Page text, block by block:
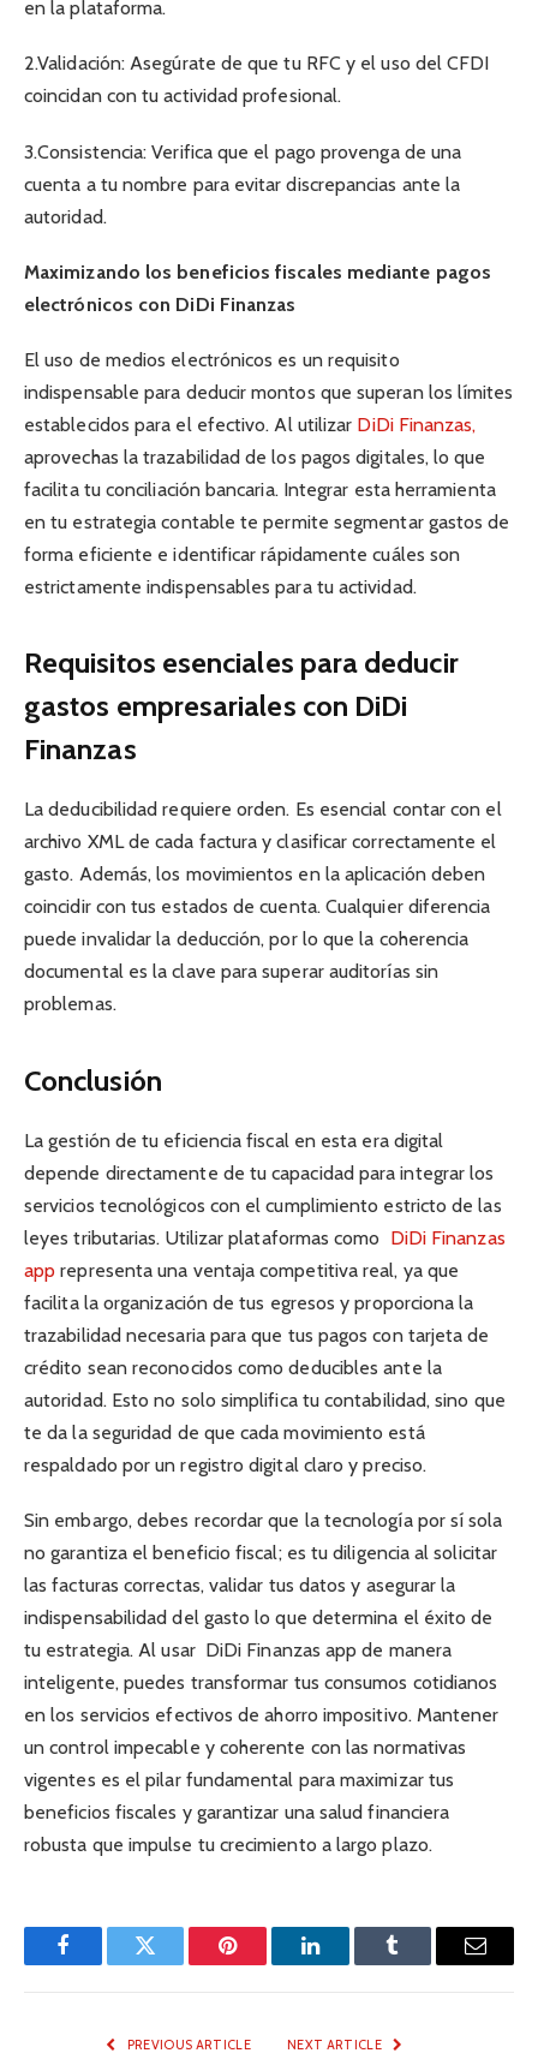
en la plataforma.
2.Validación: Asegúrate de que tu RFC y el uso del CFDI
coincidan con tu actividad profesional.
3.Consistencia: Verifica que el pago provenga de una
cuenta a tu nombre para evitar discrepancias ante la
autoridad.
Maximizando los beneficios fiscales mediante pagos
electrónicos con DiDi Finanzas
El uso de medios electrónicos es un requisito
indispensable para deducir montos que superan los límites
establecidos para el efectivo. Al utilizar DiDi Finanzas,
aprovechas la trazabilidad de los pagos digitales, lo que
facilita tu conciliación bancaria. Integrar esta herramienta
en tu estrategia contable te permite segmentar gastos de
forma eficiente e identificar rápidamente cuáles son
estrictamente indispensables para tu actividad.
Requisitos esenciales para deducir
gastos empresariales con DiDi
Finanzas
La deducibilidad requiere orden. Es esencial contar con el
archivo XML de cada factura y clasificar correctamente el
gasto. Además, los movimientos en la aplicación deben
coincidir con tus estados de cuenta. Cualquier diferencia
puede invalidar la deducción, por lo que la coherencia
documental es la clave para superar auditorías sin
problemas.
Conclusión
La gestión de tu eficiencia fiscal en esta era digital
depende directamente de tu capacidad para integrar los
servicios tecnológicos con el cumplimiento estricto de las
leyes tributarias. Utilizar plataformas como DiDi Finanzas
app representa una ventaja competitiva real, ya que
facilita la organización de tus egresos y proporciona la
trazabilidad necesaria para que tus pagos con tarjeta de
crédito sean reconocidos como deducibles ante la
autoridad. Esto no solo simplifica tu contabilidad, sino que
te da la seguridad de que cada movimiento está
respaldado por un registro digital claro y preciso.
Sin embargo, debes recordar que la tecnología por sí sola
no garantiza el beneficio fiscal; es tu diligencia al solicitar
las facturas correctas, validar tus datos y asegurar la
indispensabilidad del gasto lo que determina el éxito de
tu estrategia. Al usar DiDi Finanzas app de manera
inteligente, puedes transformar tus consumos cotidianos
en los servicios efectivos de ahorro impositivo. Mantener
un control impecable y coherente con las normativas
vigentes es el pilar fundamental para maximizar tus
beneficios fiscales y garantizar una salud financiera
robusta que impulse tu crecimiento a largo plazo.
FacebookTwitter Pinterest LinkedInTumblr Email
PREVIOUS ARTICLE NEXT ARTICLE